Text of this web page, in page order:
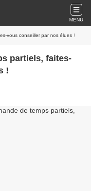
MENU
vous conseiller par nos élues !
partiels, faites-
!